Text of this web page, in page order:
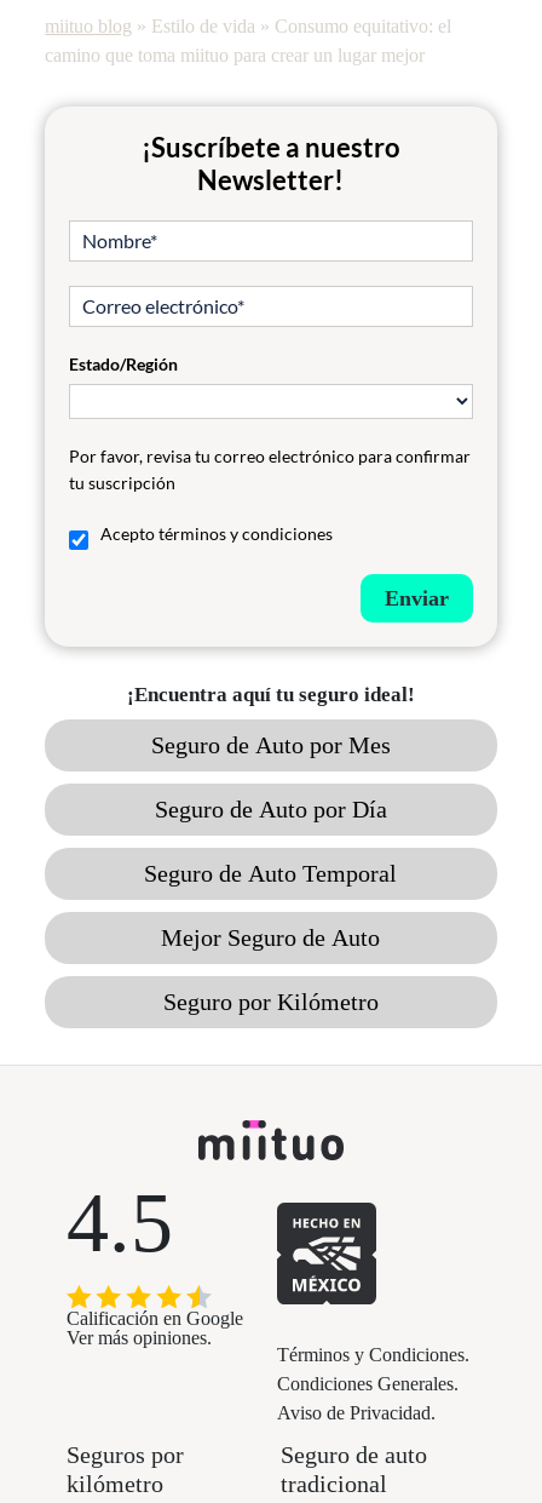
miituo blog » Estilo de vida » Consumo equitativo: el
camino que toma miituo para crear un lugar mejor
¡Suscríbete a nuestro
Newsletter!
Estado/Región
Por favor, revisa tu correo electrónico para confirmar
tu suscripción
Acepto términos y condiciones
Enviar
¡Encuentra aquí tu seguro ideal!
Seguro de Auto por Mes
Seguro de Auto por Día
Seguro de Auto Temporal
Mejor Seguro de Auto
Seguro por Kilómetro
4.5
Calificación en Google
Ver más opiniones.
Términos y Condiciones.
Condiciones Generales.
Aviso de Privacidad.
Seguros por
kilómetro
Seguro de auto
tradicional